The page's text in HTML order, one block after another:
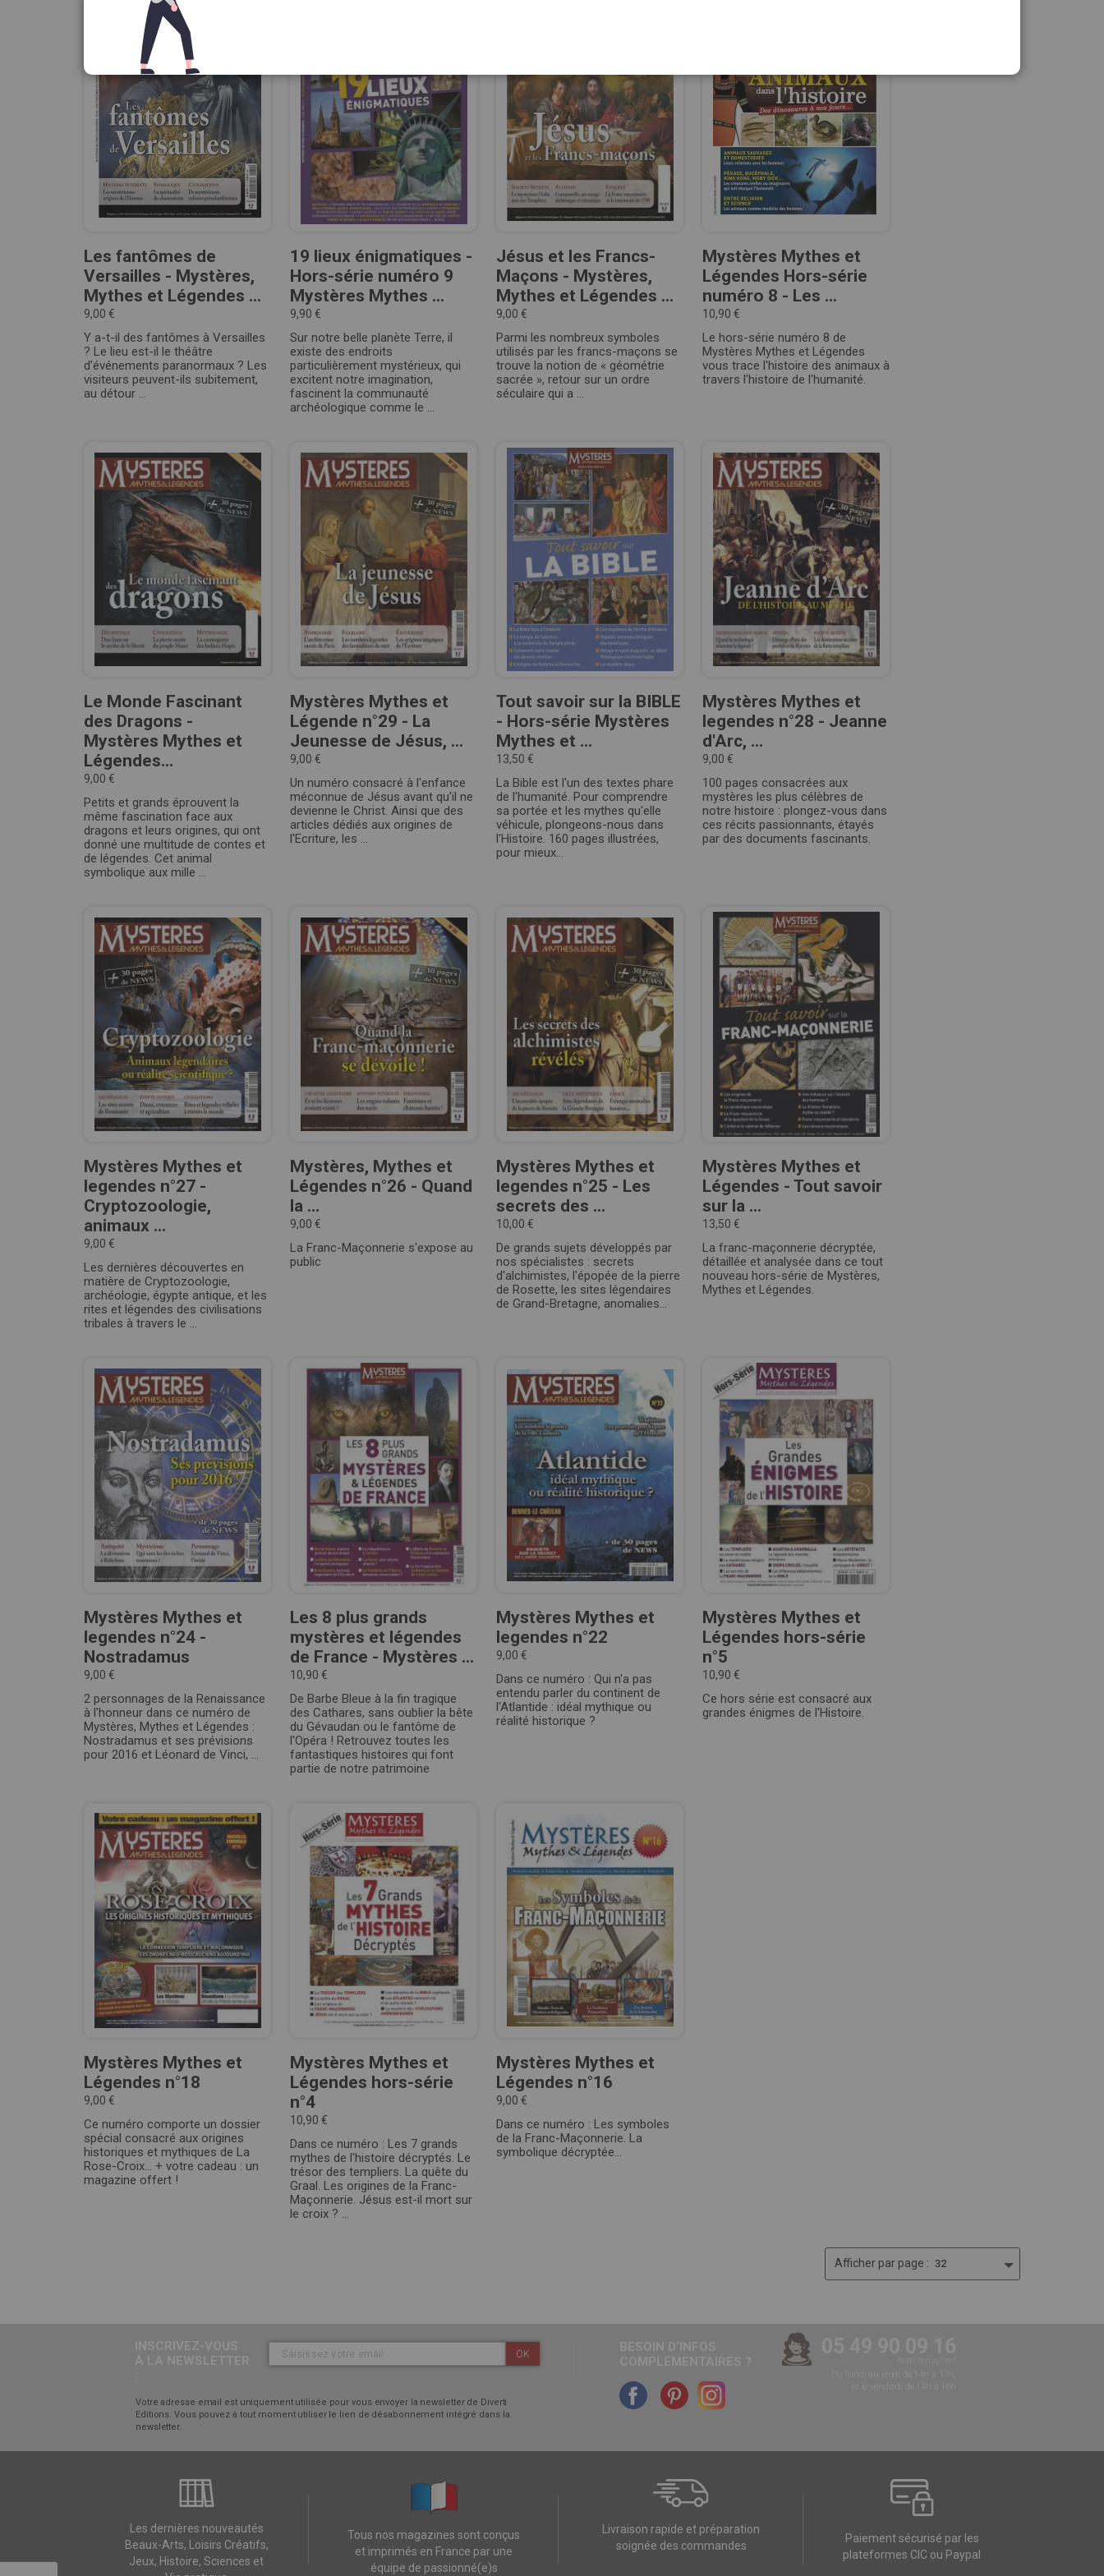
Les fantômes de
Versailles - Mystères,
Mythes et Légendes ...
9,00 €
Y a-t-il des fantômes à Versailles
? Le lieu est-il le théâtre
d’événements paranormaux ? Les
visiteurs peuvent-ils subitement,
au détour ...
19 lieux énigmatiques -
Hors-série numéro 9
Mystères Mythes ...
9,90 €
Sur notre belle planète Terre, il
existe des endroits
particulièrement mystérieux, qui
excitent notre imagination,
fascinent la communauté
archéologique comme le ...
Jésus et les Francs-
Maçons - Mystères,
Mythes et Légendes ...
9,00 €
Parmi les nombreux symboles
utilisés par les francs-maçons se
trouve la notion de « géométrie
sacrée », retour sur un ordre
séculaire qui a ...
Mystères Mythes et
Légendes Hors-série
numéro 8 - Les ...
10,90 €
Le hors-série numéro 8 de
Mystères Mythes et Légendes
vous trace l'histoire des animaux à
travers l'histoire de l'humanité.
Le Monde Fascinant
des Dragons -
Mystères Mythes et
Légendes...
9,00 €
Petits et grands éprouvent la
même fascination face aux
dragons et leurs origines, qui ont
donné une multitude de contes et
de légendes. Cet animal
symbolique aux mille ...
Mystères Mythes et
Légende n°29 - La
Jeunesse de Jésus, ...
9,00 €
Un numéro consacré à l'enfance
méconnue de Jésus avant qu'il ne
devienne le Christ. Ainsi que des
articles dédiés aux origines de
l'Ecriture, les ...
Tout savoir sur la BIBLE
- Hors-série Mystères
Mythes et ...
13,50 €
La Bible est l'un des textes phare
de l'humanité. Pour comprendre
sa portée et les mythes qu'elle
véhicule, plongeons-nous dans
l'Histoire. 160 pages illustrées,
pour mieux...
Mystères Mythes et
legendes n°28 - Jeanne
d'Arc, ...
9,00 €
100 pages consacrées aux
mystères les plus célèbres de
notre histoire : plongez-vous dans
ces récits passionnants, étayés
par des documents fascinants.
Mystères Mythes et
legendes n°27 -
Cryptozoologie,
animaux ...
9,00 €
Les dernières découvertes en
matière de Cryptozoologie,
archéologie, égypte antique, et les
rites et légendes des civilisations
tribales à travers le ...
Mystères, Mythes et
Légendes n°26 - Quand
la ...
9,00 €
La Franc-Maçonnerie s'expose au
public
Mystères Mythes et
legendes n°25 - Les
secrets des ...
10,00 €
De grands sujets développés par
nos spécialistes : secrets
d'alchimistes, l'épopée de la pierre
de Rosette, les sites légendaires
de Grand-Bretagne, anomalies...
Mystères Mythes et
Légendes - Tout savoir
sur la ...
13,50 €
La franc-maçonnerie décryptée,
détaillée et analysée dans ce tout
nouveau hors-série de Mystères,
Mythes et Légendes.
Mystères Mythes et
legendes n°24 -
Nostradamus
9,00 €
2 personnages de la Renaissance
à l'honneur dans ce numéro de
Mystères, Mythes et Légendes :
Nostradamus et ses prévisions
pour 2016 et Léonard de Vinci, ...
Les 8 plus grands
mystères et légendes
de France - Mystères ...
10,90 €
De Barbe Bleue à la fin tragique
des Cathares, sans oublier la bête
du Gévaudan ou le fantôme de
l'Opéra ! Retrouvez toutes les
fantastiques histoires qui font
partie de notre patrimoine
Mystères Mythes et
legendes n°22
9,00 €
Dans ce numéro : Qui n'a pas
entendu parler du continent de
l'Atlantide : idéal mythique ou
réalité historique ?
Mystères Mythes et
Légendes hors-série
n°5
10,90 €
Ce hors série est consacré aux
grandes énigmes de l'Histoire.
Mystères Mythes et
Légendes n°18
9,00 €
Ce numéro comporte un dossier
spécial consacré aux origines
historiques et mythiques de La
Rose-Croix… + votre cadeau : un
magazine offert !
Mystères Mythes et
Légendes hors-série
n°4
10,90 €
Dans ce numéro : Les 7 grands
mythes de l'histoire décryptés. Le
trésor des templiers. La quête du
Graal. Les origines de la Franc-
Maçonnerie. Jésus est-il mort sur
le croix ? ...
Mystères Mythes et
Légendes n°16
9,00 €
Dans ce numéro : Les symboles
de la Franc-Maçonnerie. La
symbolique décryptée...
Afficher par page :
OK
Votre adresse email est uniquement utilisée pour vous envoyer la newsletter de Diverti
Editions. Vous pouvez à tout moment utiliser le lien de désabonnement intégré dans la
newsletter.
Les dernières nouveautés
Beaux-Arts, Loisirs Créatifs,
Jeux, Histoire, Sciences et
Tous nos magazines sont conçus
et imprimés en France par une
équipe de passionné(e)s
Livraison rapide et préparation
soignée des commandes
Paiement sécurisé par les
plateformes CIC ou Paypal